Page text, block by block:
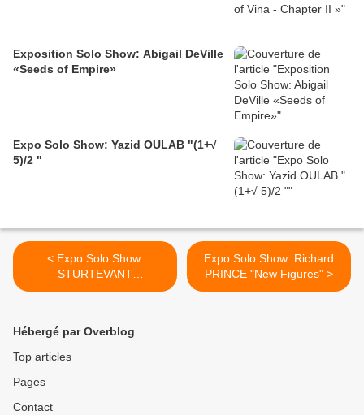
Exposition Solo Show: Abigail DeVille
«Seeds of Empire»
Expo Solo Show: Yazid OULAB "(1+√
5)/2 "
< Expo Solo Show:
STURTEVANT
"RELOADED"
Expo Solo Show: Richard
PRINCE "New Figures" >
Hébergé par Overblog
Top articles
Pages
Contact